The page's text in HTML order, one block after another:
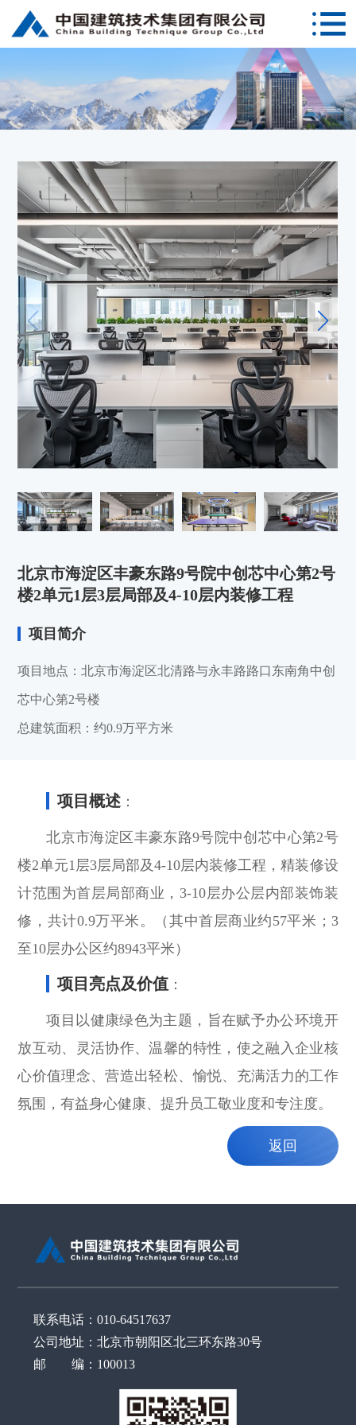
北京市海淀区丰豪东路9号院中创芯中心第2号
楼2单元1层3层局部及4-10层内装修工程
项目简介
项目地点：北京市海淀区北清路与永丰路路口东南角中创
芯中心第2号楼
总建筑面积：约0.9万平方米
项目概述 ：
北京市海淀区丰豪东路9号院中创芯中心第2号
楼2单元1层3层局部及4-10层内装修工程，精装修设
计范围为首层局部商业，3-10层办公层内部装饰装
修，共计0.9万平米。（其中首层商业约57平米；3
至10层办公区约8943平米）
项目亮点及价值 ：
项目以健康绿色为主题，旨在赋予办公环境开
放互动、灵活协作、温馨的特性，使之融入企业核
心价值理念、营造出轻松、愉悦、充满活力的工作
氛围，有益身心健康、提升员工敬业度和专注度。
返回
联系电话：010-64517637
公司地址：北京市朝阳区北三环东路30号
邮 编：100013